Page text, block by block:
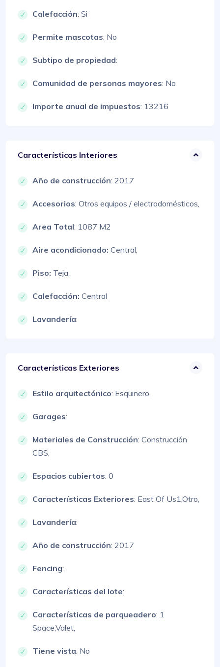
Calefacción: Si
Permite mascotas: No
Subtipo de propiedad:
Comunidad de personas mayores: No
Importe anual de impuestos: 13216
Características Interiores
Año de construcción: 2017
Accesorios: Otros equipos / electrodomésticos,
Area Total: 1087 M2
Aire acondicionado: Central,
Piso: Teja,
Calefacción: Central
Lavandería:
Características Exteriores
Estilo arquitectónico: Esquinero,
Garages:
Materiales de Construcción: Construcción
CBS,
Espacios cubiertos: 0
Características Exteriores: East Of Us1,Otro,
Lavandería:
Año de construcción: 2017
Fencing:
Características del lote:
Características de parqueadero: 1
Space,Valet,
Tiene vista: No